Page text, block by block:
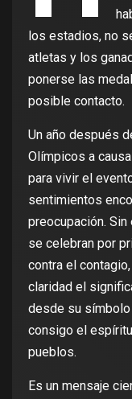
los estadios, no
atletas y los
ponerse las
posible contacto.
Un año después
Olímpicos a
para vivir el
sentimientos
preocupación.
se celebran por
contra el
claridad el
desde su
consigo el
pueblos.
Es un mensaje